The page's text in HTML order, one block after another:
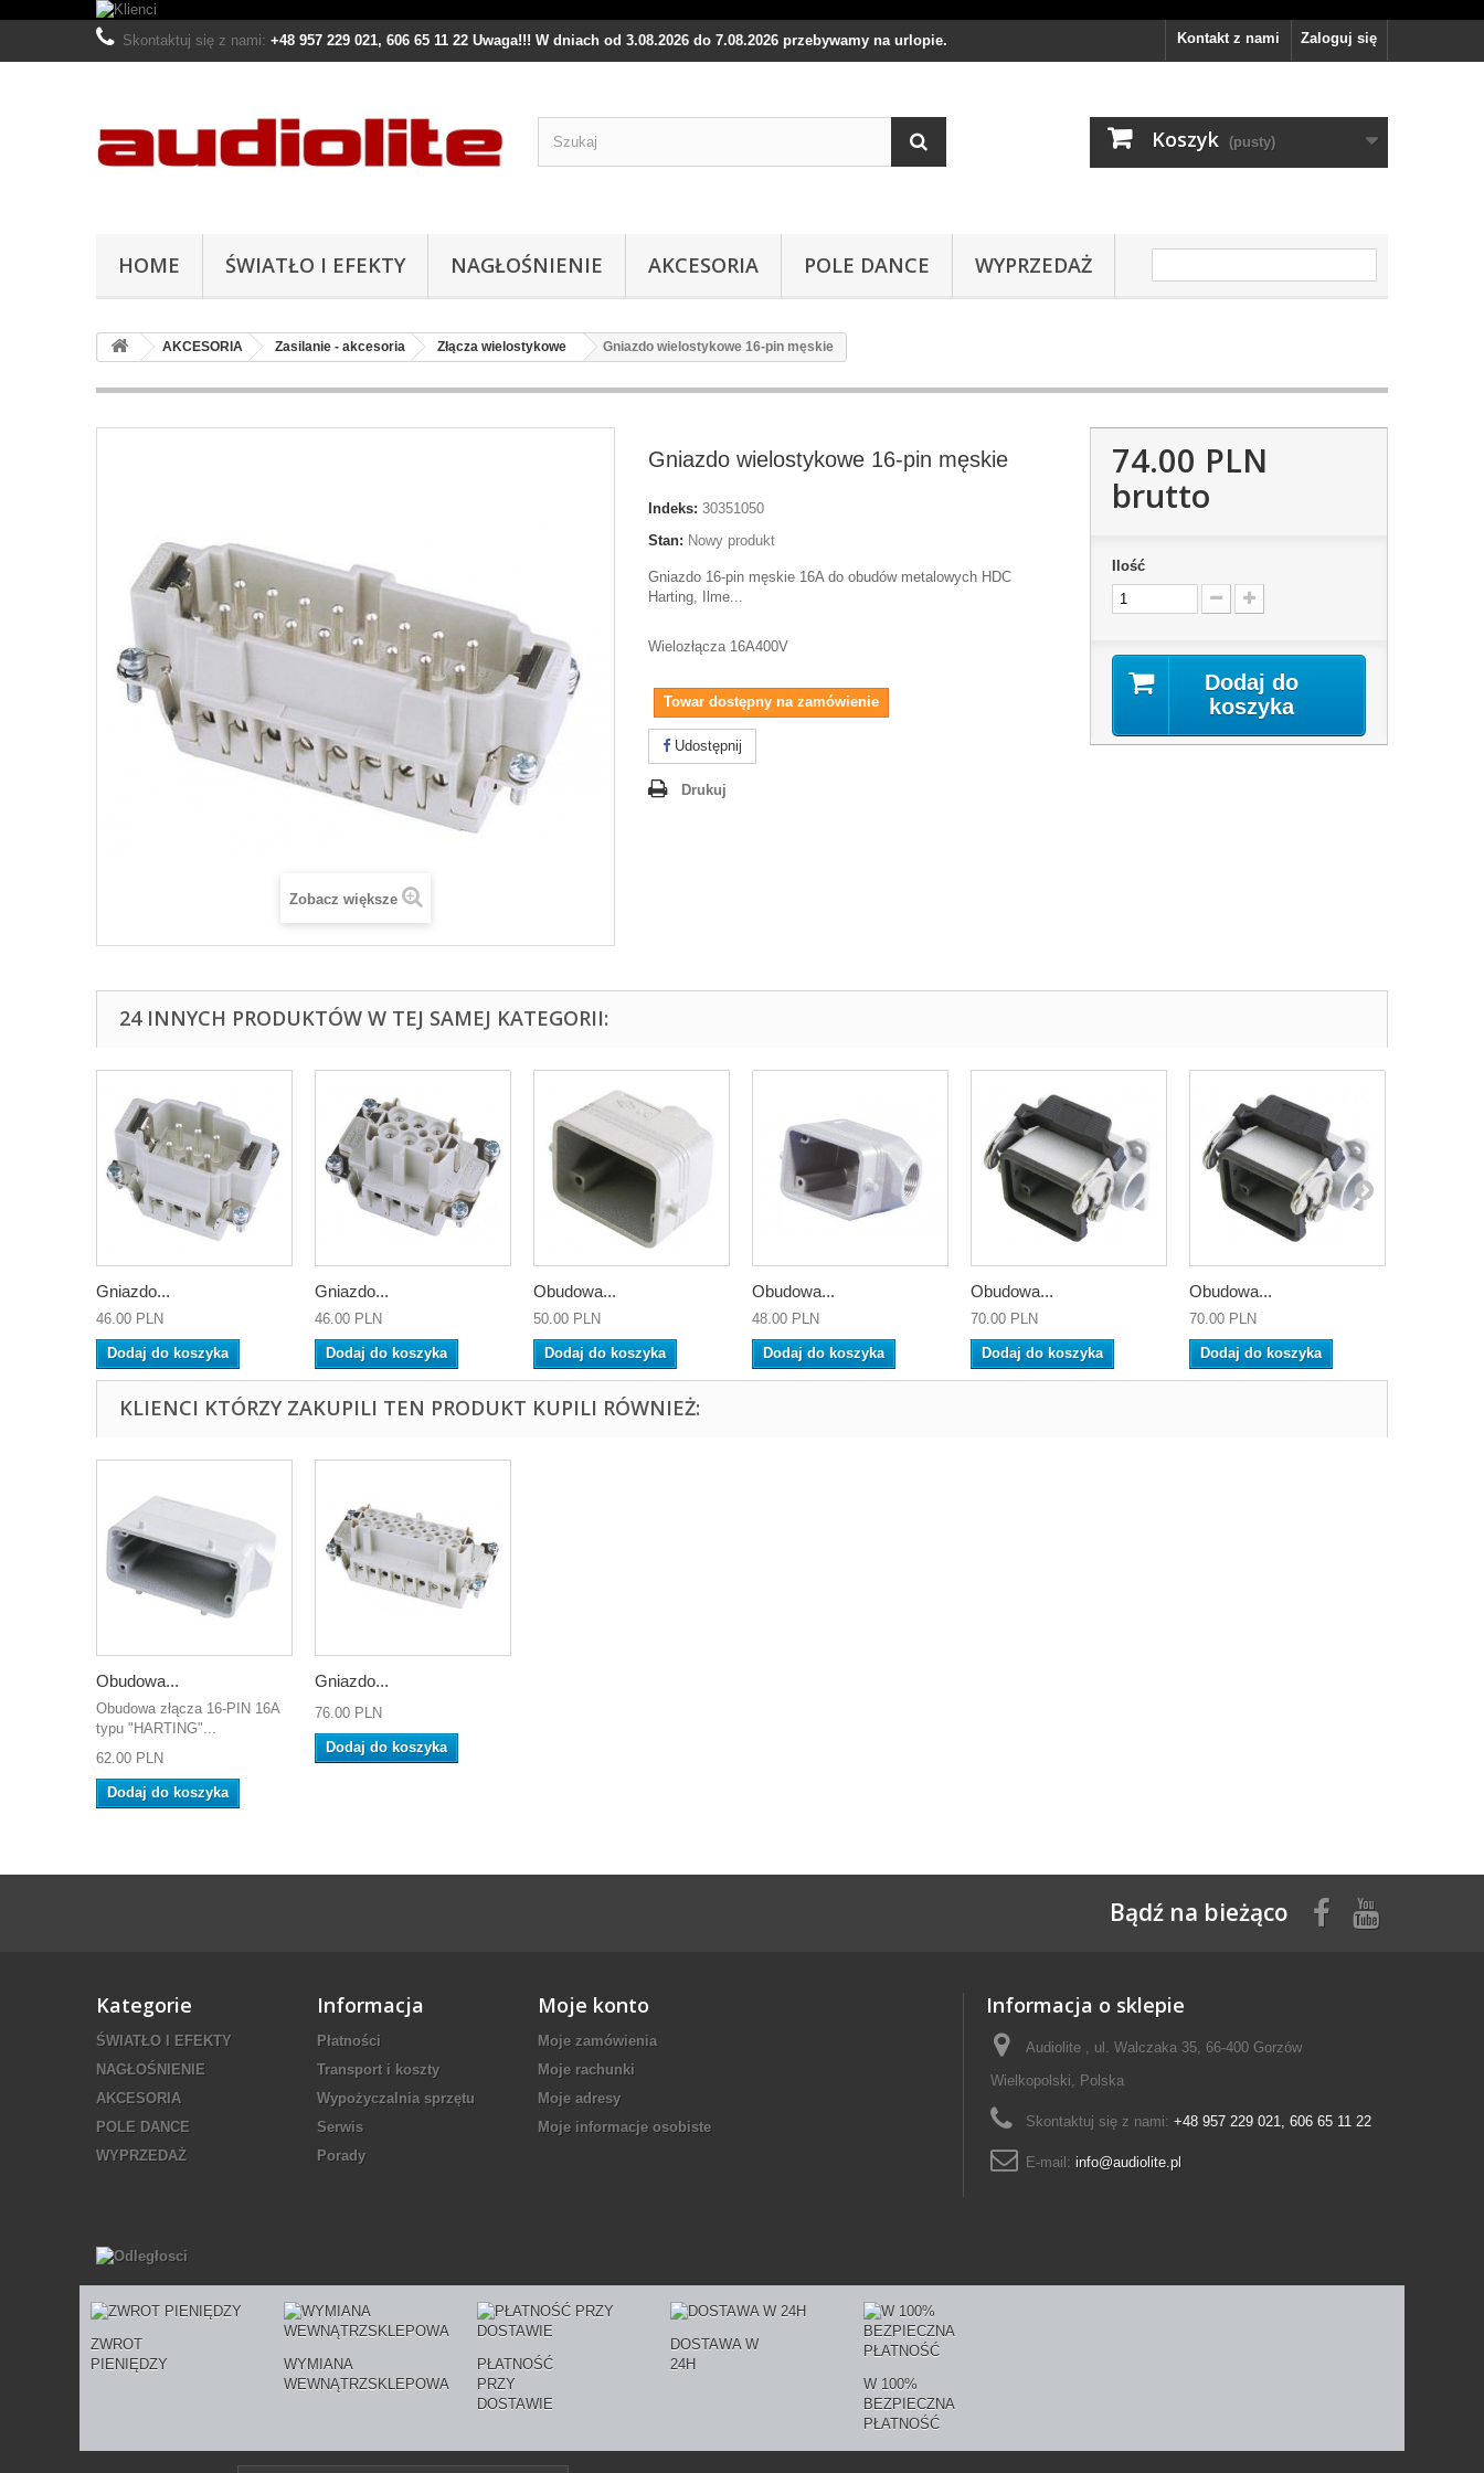
Zaloguj się
Kontakt z nami
Skontaktuj się z nami: +48 957 229 021, 606 65 11 22 Uwaga!!! W dniach od 3.08.2026 do 7.08.2026 przebywamy na urlopie.
Koszyk (pusty)
HOME ŚWIATŁO I EFEKTY NAGŁOŚNIENIE AKCESORIA POLE DANCE WYPRZEDAŻ
AKCESORIA Zasilanie - akcesoria Złącza wielostykowe Gniazdo wielostykowe 16-pin męskie
Zobacz większe
Gniazdo wielostykowe 16-pin męskie
Indeks: 30351050
Stan: Nowy produkt
Gniazdo 16-pin męskie 16A do obudów metalowych HDC
Harting, Ilme...
Wielozłącza 16A400V
Towar dostępny na zamówienie
Udostępnij
Drukuj
74.00 PLN
brutto
Ilość
Dodaj do
koszyka
24 INNYCH PRODUKTÓW W TEJ SAMEJ KATEGORII:
Gniazdo...
46.00 PLN
Dodaj do koszyka
Gniazdo...
46.00 PLN
Dodaj do koszyka
Obudowa...
50.00 PLN
Dodaj do koszyka
Obudowa...
48.00 PLN
Dodaj do koszyka
Obudowa...
70.00 PLN
Dodaj do koszyka
Obudowa...
70.00 PLN
Dodaj do koszyka
KLIENCI KTÓRZY ZAKUPILI TEN PRODUKT KUPILI RÓWNIEŻ:
Obudowa...
Obudowa złącza 16-PIN 16A
typu "HARTING"...
62.00 PLN
Dodaj do koszyka
Gniazdo...
76.00 PLN
Dodaj do koszyka
Bądź na bieżąco
Kategorie
ŚWIATŁO I EFEKTY
NAGŁOŚNIENIE
AKCESORIA
POLE DANCE
WYPRZEDAŻ
Informacja
Płatności
Transport i koszty
Wypożyczalnia sprzętu
Serwis
Porady
Moje konto
Moje zamówienia
Moje rachunki
Moje adresy
Moje informacje osobiste
Informacja o sklepie
Audiolite , ul. Walczaka 35, 66-400 Gorzów
Wielkopolski, Polska
Skontaktuj się z nami: +48 957 229 021, 606 65 11 22
E-mail: info@audiolite.pl
ZWROT
PIENIĘDZY
WYMIANA
WEWNĄTRZSKLEPOWA
PŁATNOŚĆ
PRZY
DOSTAWIE
DOSTAWA W
24H
W 100%
BEZPIECZNA
PŁATNOŚĆ